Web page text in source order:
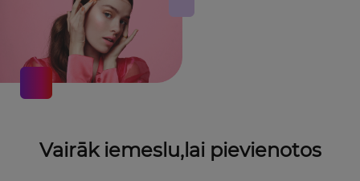
Vairāk iemeslu,lai pievienotos